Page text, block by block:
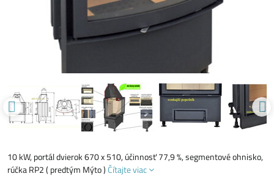
10 kW, portál dvierok 670 x 510, účinnosť 77,9 %, segmentové ohnisko,
rúčka RP2 ( predtým Mýto )Čítajte viac